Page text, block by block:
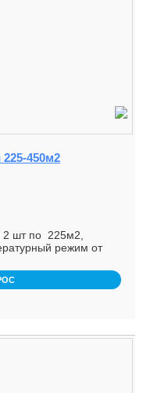
450м2
шт по 225м2,
режим от